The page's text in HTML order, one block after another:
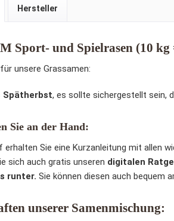
Hersteller
Sport- und Spielrasen (10 kg
unsere Grassamen:
Spätherbst, es sollte sichergestellt sein,
Sie an der Hand:
erhalten Sie eine Kurzanleitung mit allen
sich auch gratis unseren digitalen
runter. Sie können diesen auch bequem
unserer Samenmischung: